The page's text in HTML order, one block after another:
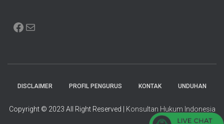
FACEBOOK
DISCLAIMER PROFIL PENGURUS KONTAK UNDUHAN
Copyright © 2023 All Right Reserved | Konsultan Hukum Indonesia